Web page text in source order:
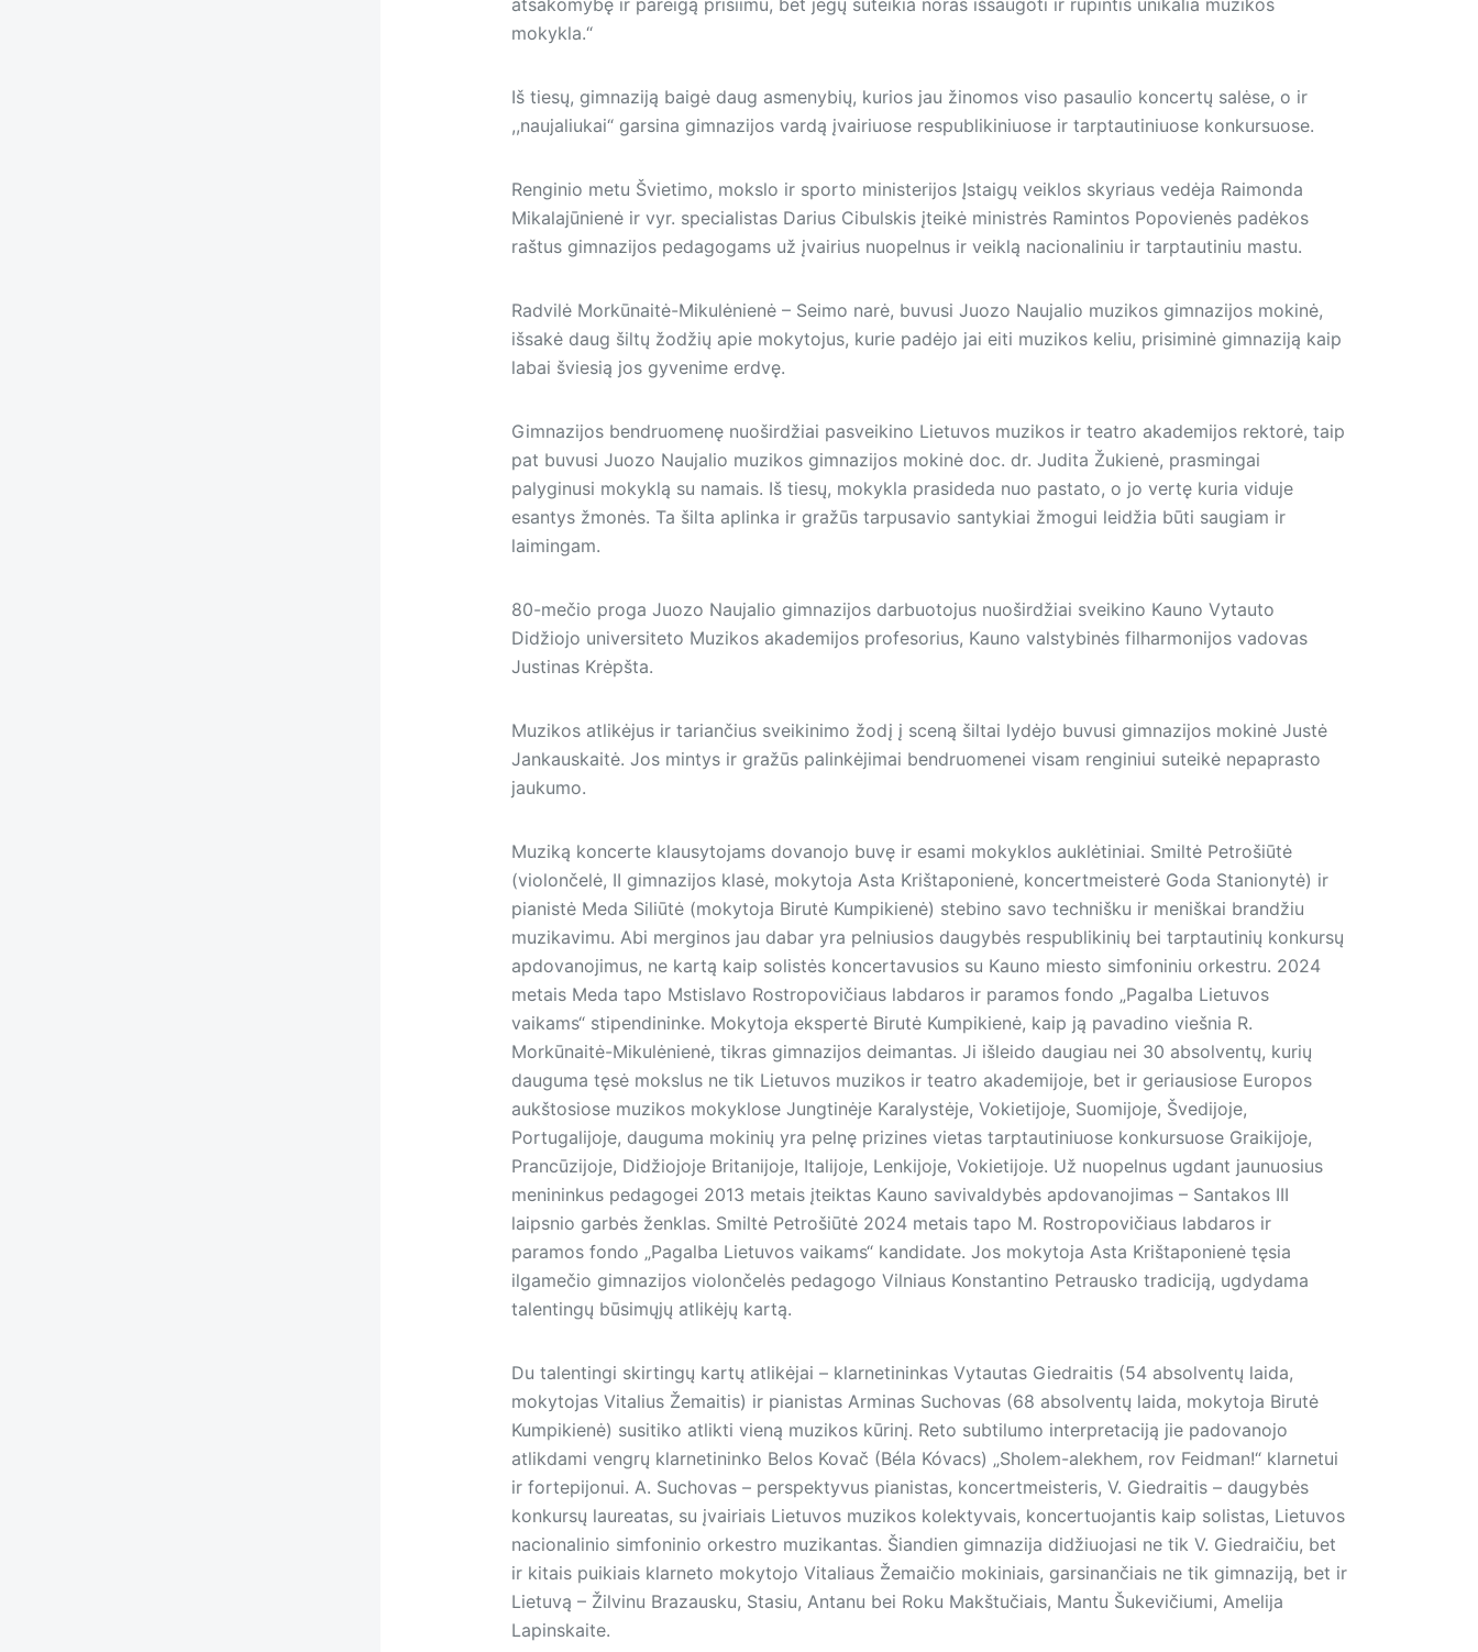
mokykla.“
Iš tiesų, gimnaziją baigė daug asmenybių, kurios jau žinomos viso pasaulio koncertų salėse, o ir
,,naujaliukai“ garsina gimnazijos vardą įvairiuose respublikiniuose ir tarptautiniuose konkursuose.
Renginio metu Švietimo, mokslo ir sporto ministerijos Įstaigų veiklos skyriaus vedėja Raimonda
Mikalajūnienė ir vyr. specialistas Darius Cibulskis įteikė ministrės Ramintos Popovienės padėkos
raštus gimnazijos pedagogams už įvairius nuopelnus ir veiklą nacionaliniu ir tarptautiniu mastu.
Radvilė Morkūnaitė-Mikulėnienė – Seimo narė, buvusi Juozo Naujalio muzikos gimnazijos mokinė,
išsakė daug šiltų žodžių apie mokytojus, kurie padėjo jai eiti muzikos keliu, prisiminė gimnaziją kaip
labai šviesią jos gyvenime erdvę.
Gimnazijos bendruomenę nuoširdžiai pasveikino Lietuvos muzikos ir teatro akademijos rektorė, taip
pat buvusi Juozo Naujalio muzikos gimnazijos mokinė doc. dr. Judita Žukienė, prasmingai
palyginusi mokyklą su namais. Iš tiesų, mokykla prasideda nuo pastato, o jo vertę kuria viduje
esantys žmonės. Ta šilta aplinka ir gražūs tarpusavio santykiai žmogui leidžia būti saugiam ir
laimingam.
80-mečio proga Juozo Naujalio gimnazijos darbuotojus nuoširdžiai sveikino Kauno Vytauto
Didžiojo universiteto Muzikos akademijos profesorius, Kauno valstybinės filharmonijos vadovas
Justinas Krėpšta.
Muzikos atlikėjus ir tariančius sveikinimo žodį į sceną šiltai lydėjo buvusi gimnazijos mokinė Justė
Jankauskaitė. Jos mintys ir gražūs palinkėjimai bendruomenei visam renginiui suteikė nepaprasto
jaukumo.
Muziką koncerte klausytojams dovanojo buvę ir esami mokyklos auklėtiniai. Smiltė Petrošiūtė
(violončelė, II gimnazijos klasė, mokytoja Asta Krištaponienė, koncertmeisterė Goda Stanionytė) ir
pianistė Meda Siliūtė (mokytoja Birutė Kumpikienė) stebino savo technišku ir meniškai brandžiu
muzikavimu. Abi merginos jau dabar yra pelniusios daugybės respublikinių bei tarptautinių konkursų
apdovanojimus, ne kartą kaip solistės koncertavusios su Kauno miesto simfoniniu orkestru. 2024
metais Meda tapo Mstislavo Rostropovičiaus labdaros ir paramos fondo „Pagalba Lietuvos
vaikams“ stipendininke. Mokytoja ekspertė Birutė Kumpikienė, kaip ją pavadino viešnia R.
Morkūnaitė-Mikulėnienė, tikras gimnazijos deimantas. Ji išleido daugiau nei 30 absolventų, kurių
dauguma tęsė mokslus ne tik Lietuvos muzikos ir teatro akademijoje, bet ir geriausiose Europos
aukštosiose muzikos mokyklose Jungtinėje Karalystėje, Vokietijoje, Suomijoje, Švedijoje,
Portugalijoje, dauguma mokinių yra pelnę prizines vietas tarptautiniuose konkursuose Grai­kijoje,
Prancūzijoje, Didžiojoje Britanijoje, Italijoje, Lenkijoje, Vokietijoje. Už nuopelnus ugdant jaunuosius
menininkus pedagogei 2013 metais įteiktas Kauno savivaldybės apdovanojimas – Santakos III
laipsnio garbės ženklas. Smiltė Petrošiūtė 2024 metais tapo M. Rostropovičiaus labdaros ir
paramos fondo „Pagalba Lietuvos vaikams“ kandidate. Jos mokytoja Asta Krištaponienė tęsia
ilgamečio gimnazijos violončelės pedagogo Vilniaus Konstantino Petrausko tradiciją, ugdydama
talentingų būsimųjų atlikėjų kartą.
Du talentingi skirtingų kartų atlikėjai – klarnetininkas Vytautas Giedraitis (54 absolventų laida,
mokytojas Vitalius Žemaitis) ir pianistas Arminas Suchovas (68 absolventų laida, mokytoja Birutė
Kumpikienė) susitiko atlikti vieną muzikos kūrinį. Reto subtilumo interpretaciją jie padovanojo
atlikdami vengrų klarnetininko Belos Kovač (Béla Kóvacs) „Sholem-alekhem, rov Feidman!“ klar­netui
ir fortepijonui. A. Suchovas – perspektyvus pianistas, koncertmeisteris, V. Giedraitis – daugybės
konkursų laureatas, su įvairiais Lietuvos muzikos kolektyvais, koncertuojantis kaip solistas, Lietuvos
nacionalinio simfoninio orkestro muzikantas. Šiandien gimnazija didžiuojasi ne tik V. Giedraičiu, bet
ir kitais puikiais klarneto mokytojo Vitaliaus Žemaičio mokiniais, garsinančiais ne tik gimnaziją, bet ir
Lietuvą – Žilvinu Brazausku, Stasiu, Antanu bei Roku Makštučiais, Mantu Šukevičiumi, Amelija
Lapinskaite.